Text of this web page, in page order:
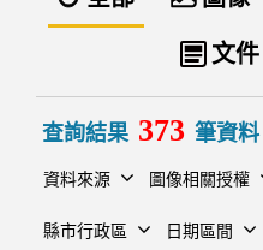
文件
查詢結果 373 筆資料
資料來源 圖像相關授權
縣市行政區 日期區間